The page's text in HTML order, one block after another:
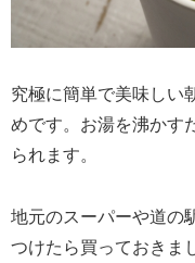
究極に簡単で美味しい
めです。お湯を沸かす
られます。
地元のスーパーや道の
つけたら買っておきま